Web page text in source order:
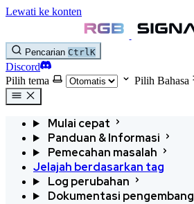
Lewati ke konten
Pencarian CtrlK
Discord
Pilih tema
Pilih Bahasa
Mulai cepat
Panduan & Informasi
Pemecahan masalah
Jelajah berdasarkan tag
Log perubahan
Dokumentasi pengembang